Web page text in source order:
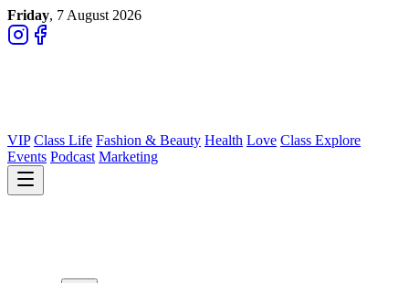
Friday, 7 August 2026
VIP Class Life Fashion & Beauty Health Love Class Explore
Events Podcast Marketing